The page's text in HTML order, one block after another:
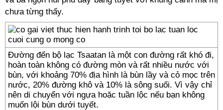
chưa từng thấy.
Đường đến bộ lạc Tsaatan là một con đường rất khó đi,
hoàn toàn không có đường mòn và rất nhiều nước với
bùn, với khoảng 70% địa hình là bùn lầy và cỏ mọc trên
nước, 20% đường khô và 10% là sông suối. Vì vậy chỉ
nên di chuyển với ngựa hoặc tuần lộc nếu bạn không
muốn lội bùn dưới tuyết.